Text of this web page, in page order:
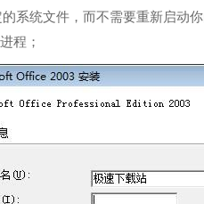
HTTP协议、取消前台网络电
好的流量、网络分配、升级和验
级功能，Outlook可读性更强，
容。
系统文件，而不需要重新启动
程；